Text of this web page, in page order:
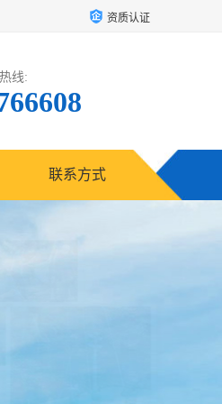
资质认证
线:
联系方式